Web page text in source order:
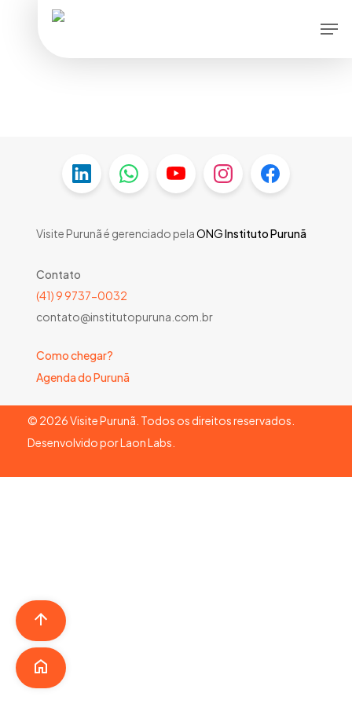
Visite Purunã é gerenciado pelaONGInstituto Purunã
Contato
(41) 9 9737-0032
contato@institutopuruna.com.br
Como chegar?
Agenda do Purunã
© 2026Visite Purunã. Todos os direitos reservados.
Desenvolvido porLaon Labs